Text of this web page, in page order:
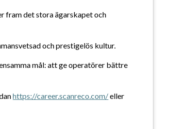
fram det stora ägarskapet och
och prestigelös kultur.
mål: att ge operatörer bättre
https://career.scanreco.com/ eller